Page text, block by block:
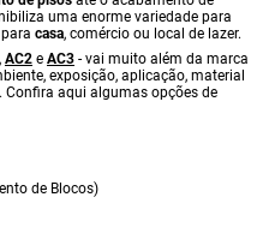
uma enorme variedade para
casa, comércio ou local de lazer.
, AC2 e AC3 - vai muito além da marca
exposição, aplicação, material
Confira aqui algumas opções de
de Blocos)